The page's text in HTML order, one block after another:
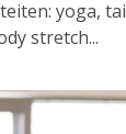
yoga,
stretch...